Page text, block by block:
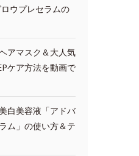
ウプレセラムの
アマスク＆大人気
ケア方法を動画で
白美容液「アドバ
ム」の使い方＆テ